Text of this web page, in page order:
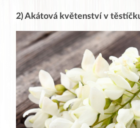
2) Akátová květenství v